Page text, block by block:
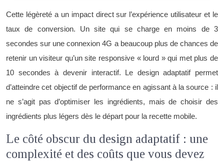
Cette légèreté a un impact direct sur l’expérience utilisateur et le
taux de conversion. Un site qui se charge en moins de 3
secondes sur une connexion 4G a beaucoup plus de chances de
retenir un visiteur qu’un site responsive « lourd » qui met plus de
10 secondes à devenir interactif. Le design adaptatif permet
d’atteindre cet objectif de performance en agissant à la source : il
ne s’agit pas d’optimiser les ingrédients, mais de choisir des
ingrédients plus légers dès le départ pour la recette mobile.
Le côté obscur du design adaptatif : une
complexité et des coûts que vous devez